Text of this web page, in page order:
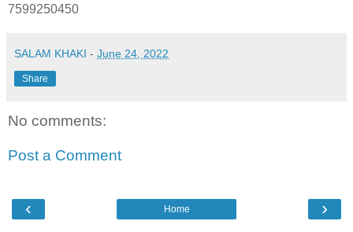
7599250450
SALAM KHAKI - June 24, 2022
Share
No comments:
Post a Comment
‹ ›
Home